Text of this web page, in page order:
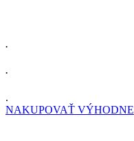
.
.
.
NAKUPOVAŤ VÝHODNE